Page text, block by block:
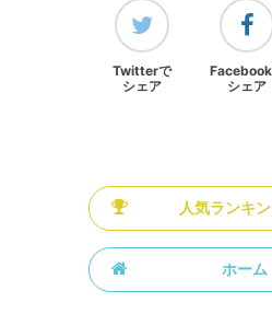
Twitterで
シェア
シェア
人気ランキ
ホーム